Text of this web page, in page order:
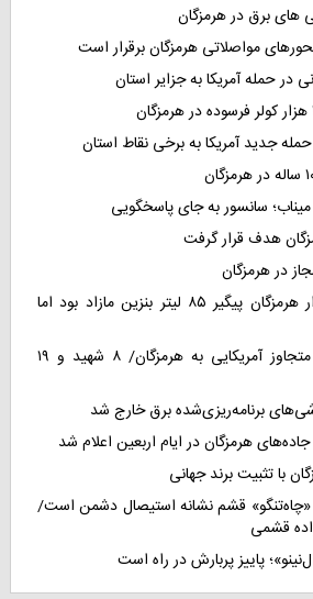
های برق در هرمزگان
مواصلاتی هرمزگان برقرار است
در حمله آمریکا به جزایر استان
حمله جدید آمریکا به برخی نقاط استان
میناب؛ سانسور به جای پاسخگویی
هدف قرار گرفت
نماینده مجلس: استاندار هرمزگان پیگیر ۸۵ لیتر بنزین مازاد بود اما
ادامه حملات نیروهای متجاوز آمریکایی به هرمزگان/ ۸ شهید و ۱۹
برنامه‌ریزی‌شده برق خارج شد
هرمزگان در ایام اربعین اعلام شد
با تثبیت برند جهانی
«چاه‌تنگو» قشم نشانه استیصال دشمن است/
پاییز پربارش در راه است